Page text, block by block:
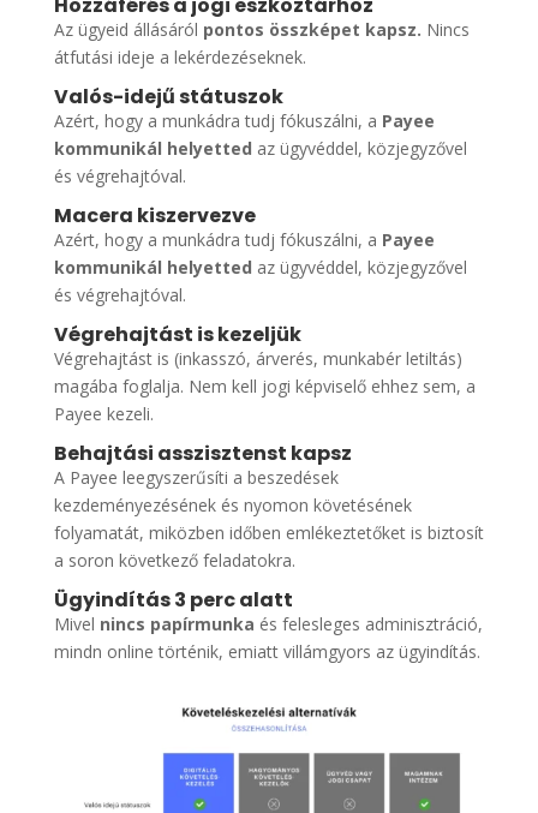
Az ügyeid állásáról pontos összképet kapsz. Nincs
átfutási ideje a lekérdezéseknek.
Valós-idejű státuszok
Azért, hogy a munkádra tudj fókuszálni, a Payee
kommunikál helyetted az ügyvéddel, közjegyzővel
és végrehajtóval.
Macera kiszervezve
Azért, hogy a munkádra tudj fókuszálni, a Payee
kommunikál helyetted az ügyvéddel, közjegyzővel
és végrehajtóval.
Végrehajtást is kezeljük
Végrehajtást is (inkasszó, árverés, munkabér letiltás)
magába foglalja. Nem kell jogi képviselő ehhez sem, a
Payee kezeli.
Behajtási asszisztenst kapsz
A Payee leegyszerűsíti a beszedések
kezdeményezésének és nyomon követésének
folyamatát, miközben időben emlékeztetőket is biztosít
a soron következő feladatokra.
Ügyindítás 3 perc alatt
Mivel nincs papírmunka és felesleges adminisztráció,
mindn online történik, emiatt villámgyors az ügyindítás.